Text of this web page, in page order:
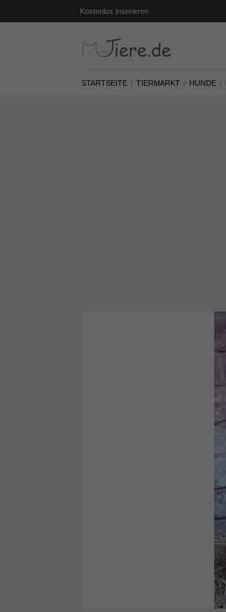
Kostenlos inserieren
STARTSEITE TIERMARKT HUNDE